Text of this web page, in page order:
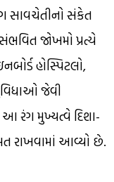
સાવચેતીનો સંકેત
જોખમો પ્રત્યે
હોસ્પિટલો,
જેવી
આ રંગ મુખ્યત્વે દિશા-
રાખવામાં આવ્યો છે.